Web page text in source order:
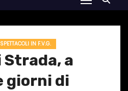
SPETTACOLI IN F.V.G.
a
giorni di